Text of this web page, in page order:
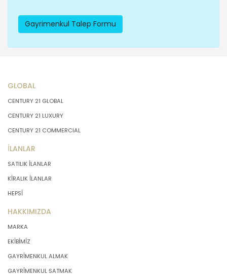
Gayrimenkul Talep Formu
GLOBAL
CENTURY 21 GLOBAL
CENTURY 21 LUXURY
CENTURY 21 COMMERCIAL
İLANLAR
SATILIK İLANLAR
KİRALIK İLANLAR
HEPSİ
HAKKIMIZDA
MARKA
EKİBİMİZ
GAYRİMENKUL ALMAK
GAYRİMENKUL SATMAK